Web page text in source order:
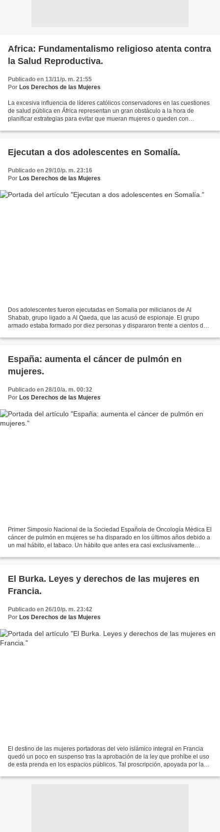
Africa: Fundamentalismo religioso atenta contra
la Salud Reproductiva.
Publicado en 13/11/p. m. 21:55
Por Los Derechos de las Mujeres
La excesiva influencia de líderes católicos conservadores en las cuestiones
de salud pública en África representan un gran obstáculo a la hora de
planificar estrategias para evitar que mueran mujeres o queden con
Ejecutan a dos adolescentes en Somalía.
Publicado en 29/10/p. m. 23:16
Por Los Derechos de las Mujeres
Dos adolescentes fueron ejecutadas en Somalia por milicianos de Al
Shabab, grupo ligado a Al Qaeda, que las acusó de espionaje. El grupo
armado estaba formado por diez personas y dispararon frente a cientos de
España: aumenta el cáncer de pulmón en
mujeres.
Publicado en 28/10/a. m. 00:32
Por Los Derechos de las Mujeres
Primer Simposio Nacional de la Sociedad Española de Oncología Médica El
cáncer de pulmón en mujeres se ha disparado en los últimos años debido a
un mal hábito, el tabaco. Un hábito que antes era casi exclusivamente
El Burka. Leyes y derechos de las mujeres en
Francia.
Publicado en 26/10/p. m. 23:42
Por Los Derechos de las Mujeres
El destino de las mujeres portadoras del velo islámico integral en Francia
quedó un poco en suspenso tras la aprobación de la ley que prohíbe el uso
de esta prenda en los espacios públicos. Tal proscripción, apoyada por la